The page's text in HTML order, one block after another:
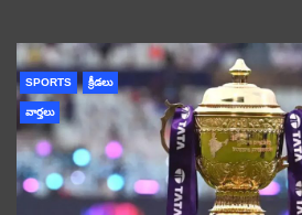
SPORTS క్రీడలు
వార్తలు